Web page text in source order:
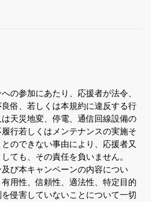
の参加にあたり、応援者が法令、
俗、若しくは本規約に違反する行
天災地変、停電、通信回線設備の
行若しくはメンテナンスの実施そ
のできない事由により、応援者又
ても、その責任を負いません。
び本キャンペーンの内容につい
用性、信頼性、適法性、特定目的
侵害していないことについて一切